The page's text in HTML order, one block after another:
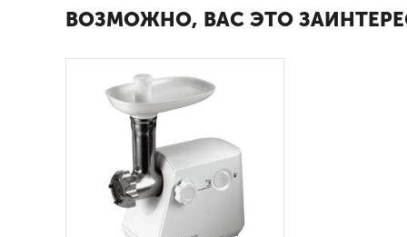
ВОЗМОЖНО, ВАС ЭТО